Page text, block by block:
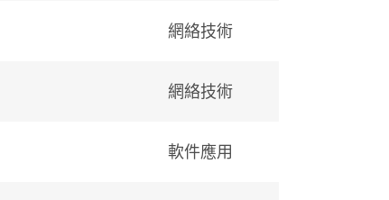
網絡技術
網絡技術
軟件應用